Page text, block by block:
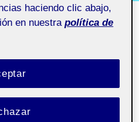
EN LA
GARCIA DOMINGO
haciendo clic abajo,
en nuestra política de